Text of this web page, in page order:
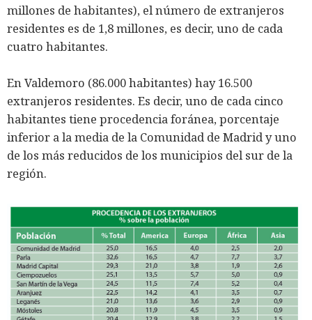
millones de habitantes), el número de extranjeros
residentes es de 1,8 millones, es decir, uno de cada
cuatro habitantes.
En Valdemoro (86.000 habitantes) hay 16.500
extranjeros residentes. Es decir, uno de cada cinco
habitantes tiene procedencia foránea, porcentaje
inferior a la media de la Comunidad de Madrid y uno
de los más reducidos de los municipios del sur de la
región.